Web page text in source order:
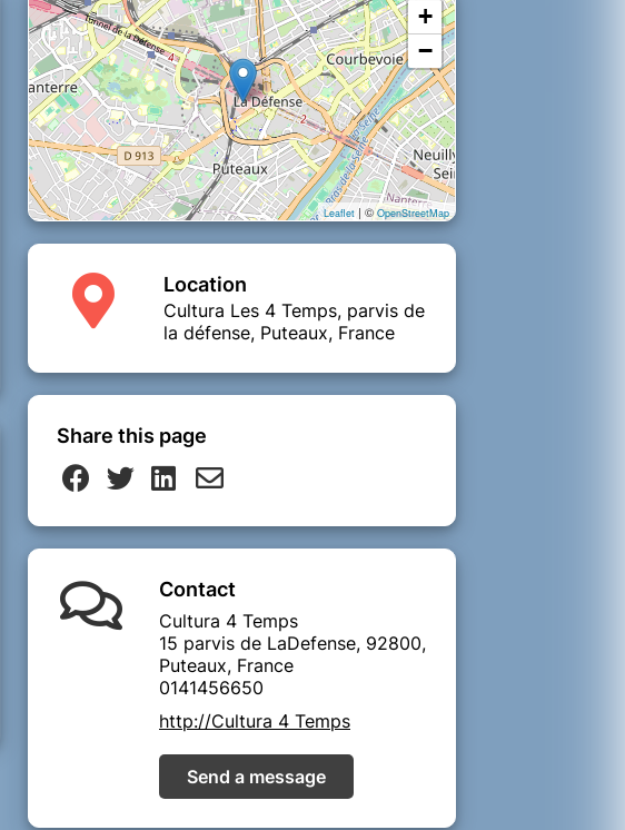
+
−
Leaflet | ©OpenStreetMap
Location
Cultura Les 4 Temps, parvis de
la défense, Puteaux, France
Share this page
Contact
Cultura 4 Temps
15 parvis de LaDefense, 92800,
Puteaux, France
0141456650
http://Cultura 4 Temps
Send a message